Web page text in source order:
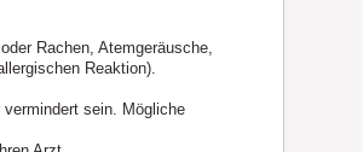
Rachen, Atemgeräusche,
Reaktion).
sein. Mögliche